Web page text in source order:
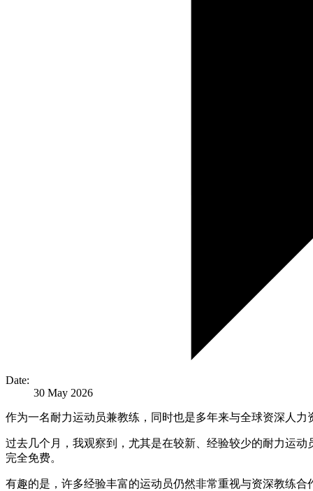
Date:
30 May 2026
作为一名耐力运动员兼教练，同时也是多年来与全球资深人
过去几个月，我观察到，尤其是在较新、经验较少的耐力运
完全免费。
有趣的是，许多经验丰富的运动员仍然非常重视与资深教练